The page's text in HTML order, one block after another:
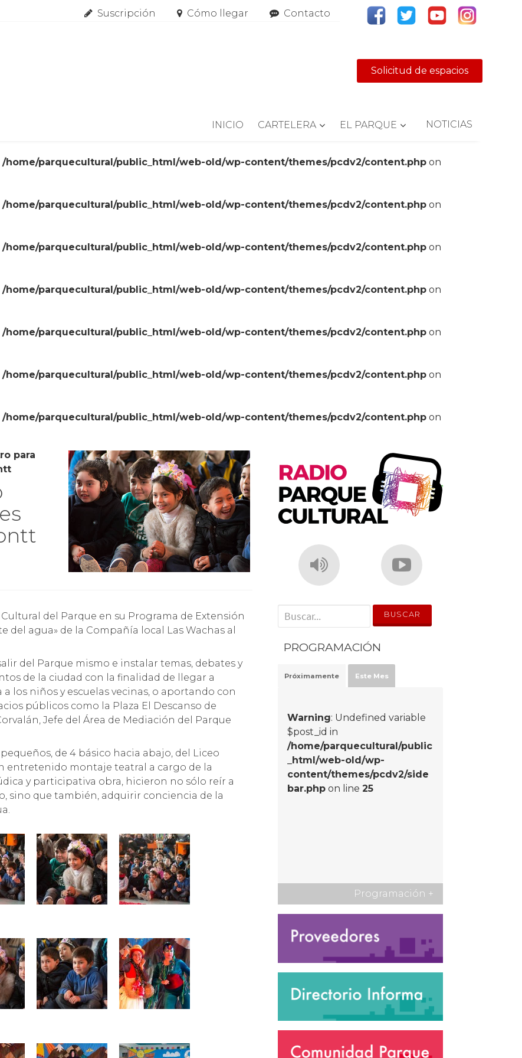
Suscripción Cómo llegar Contacto
Solicitud de espacios
INICIO CARTELERA EL PARQUE NOTICIAS
/home/parquecultural/public_html/web-old/wp-content/themes/pcdv2/content.php on
/home/parquecultural/public_html/web-old/wp-content/themes/pcdv2/content.php on
/home/parquecultural/public_html/web-old/wp-content/themes/pcdv2/content.php on
/home/parquecultural/public_html/web-old/wp-content/themes/pcdv2/content.php on
/home/parquecultural/public_html/web-old/wp-content/themes/pcdv2/content.php on
/home/parquecultural/public_html/web-old/wp-content/themes/pcdv2/content.php on
/home/parquecultural/public_html/web-old/wp-content/themes/pcdv2/content.php on
para
del agua» de la Compañía local Las Wachas al
del Parque mismo e instalar temas, debates y
de la ciudad con la finalidad de llegar a
los niños y escuelas vecinas, o aportando con
públicos como la Plaza El Descanso de
Jefe del Área de Mediación del Parque
de 4 básico hacia abajo, del Liceo
entretenido montaje teatral a cargo de la
y participativa obra, hicieron no sólo reír a
sino que también, adquirir conciencia de la
' . __('Search for:') . '
PROGRAMACIÓN
Próximamente Este Mes
Warning: Undefined variable
$post_id in
/home/parquecultural/public
_html/web-old/wp-
content/themes/pcdv2/side
bar.php on line25
Programación +